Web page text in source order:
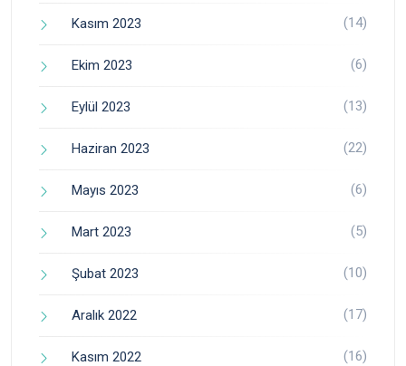
Kasım 2023 (14)
Ekim 2023 (6)
Eylül 2023 (13)
Haziran 2023 (22)
Mayıs 2023 (6)
Mart 2023 (5)
Şubat 2023 (10)
Aralık 2022 (17)
Kasım 2022 (16)